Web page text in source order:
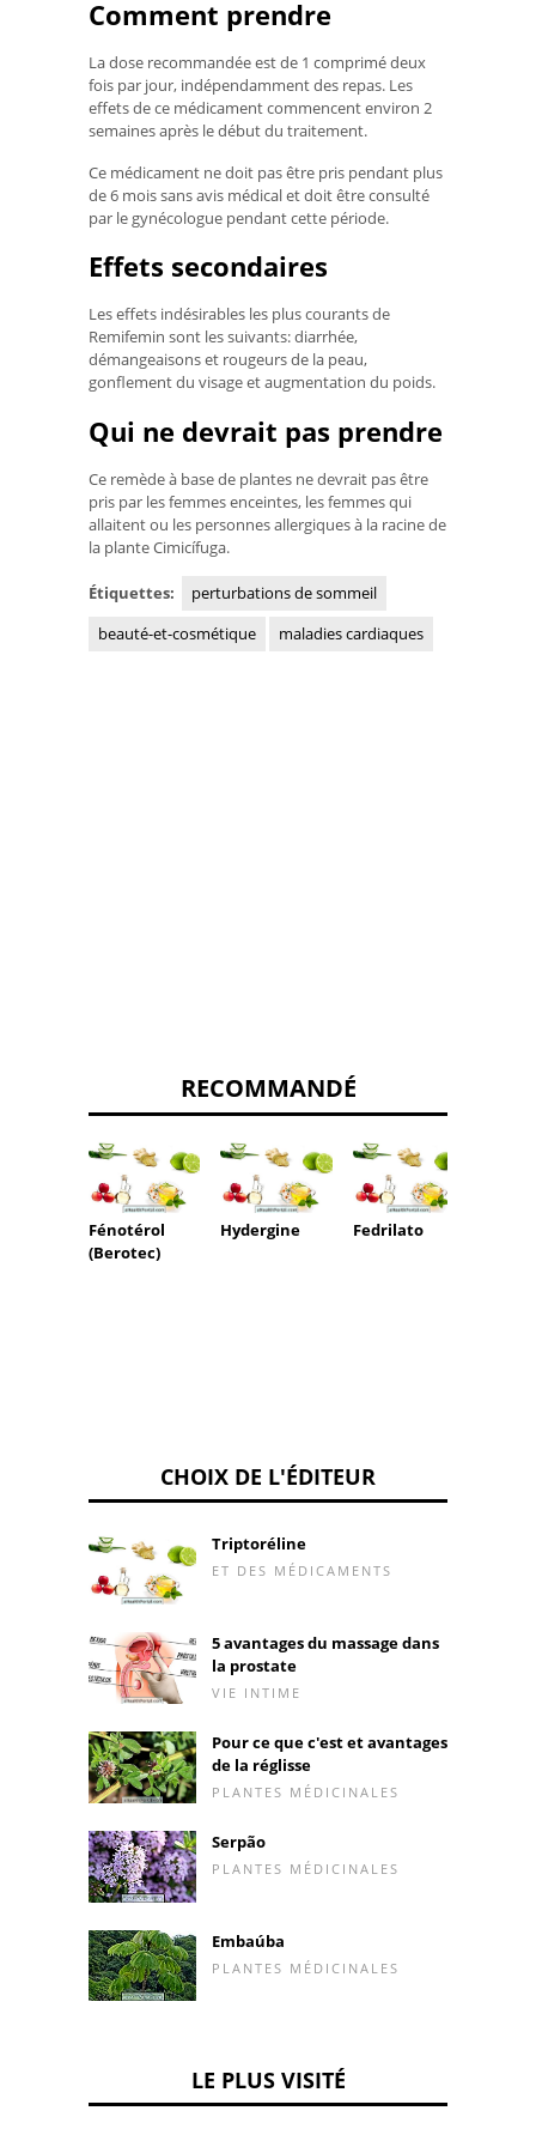
Comment prendre
La dose recommandée est de 1 comprimé deux
fois par jour, indépendamment des repas. Les
effets de ce médicament commencent environ 2
semaines après le début du traitement.
Ce médicament ne doit pas être pris pendant plus
de 6 mois sans avis médical et doit être consulté
par le gynécologue pendant cette période.
Effets secondaires
Les effets indésirables les plus courants de
Remifemin sont les suivants: diarrhée,
démangeaisons et rougeurs de la peau,
gonflement du visage et augmentation du poids.
Qui ne devrait pas prendre
Ce remède à base de plantes ne devrait pas être
pris par les femmes enceintes, les femmes qui
allaitent ou les personnes allergiques à la racine de
la plante Cimicífuga.
Étiquettes:
perturbations de sommeil
beauté-et-cosmétique
maladies cardiaques
RECOMMANDÉ
Fénotérol
(Berotec)
Hydergine Fedrilato
CHOIX DE L'ÉDITEUR
Triptoréline
ET DES MÉDICAMENTS
5 avantages du massage dans
la prostate
VIE INTIME
Pour ce que c'est et avantages
de la réglisse
PLANTES MÉDICINALES
Serpão
PLANTES MÉDICINALES
Embaúba
PLANTES MÉDICINALES
LE PLUS VISITÉ